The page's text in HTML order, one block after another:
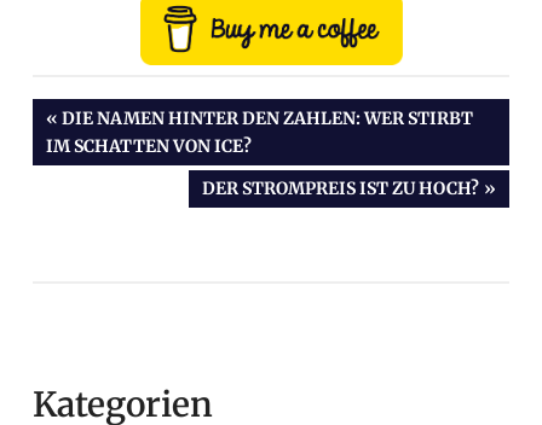
Beitragsnavigation
VORHERIGER
BEITRAG:
DIE NAMEN HINTER DEN ZAHLEN: WER STIRBT
IM SCHATTEN VON ICE?
NÄCHSTER
DER STROMPREIS IST ZU HOCH?
Kategorien